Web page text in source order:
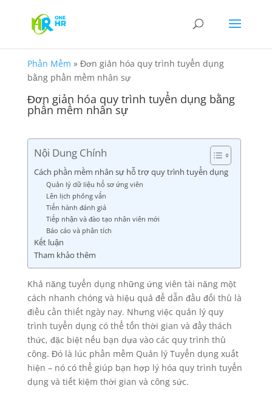
Phần Mềm » Đơn giản hóa quy trình tuyển dụng
bằng phần mềm nhân sự
Đơn giản hóa quy trình tuyển dụng bằng
phần mềm nhân sự
Nội Dung Chính
Cách phần mềm nhân sự hỗ trợ quy trình tuyển dụng
Quản lý dữ liệu hồ sơ ứng viên
Lên lịch phỏng vấn
Tiến hành đánh giá
Tiếp nhận và đào tạo nhân viên mới
Báo cáo và phân tích
Kết luận
Tham khảo thêm
Khả năng tuyển dụng những ứng viên tài năng một
cách nhanh chóng và hiệu quả để dẫn đầu đối thủ là
điều cần thiết ngày nay. Nhưng việc quản lý quy
trình tuyển dụng có thể tốn thời gian và đầy thách
thức, đặc biệt nếu bạn dựa vào các quy trình thủ
công. Đó là lúc phần mềm Quản lý Tuyển dụng xuất
hiện – nó có thể giúp bạn hợp lý hóa quy trình tuyển
dụng và tiết kiệm thời gian và công sức.